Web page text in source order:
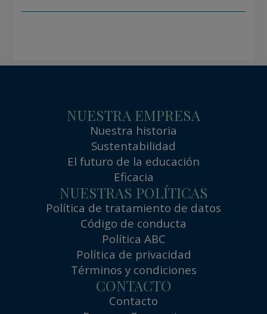
NUESTRA EMPRESA
Nuestra historia
Sustentabilidad
El futuro de la educación
Eficacia
NUESTRAS POLÍTICAS
Política de tratamiento de datos
Código de conducta
Política ABC
Política de privacidad
Términos y condiciones
CONTACTO
Contacto